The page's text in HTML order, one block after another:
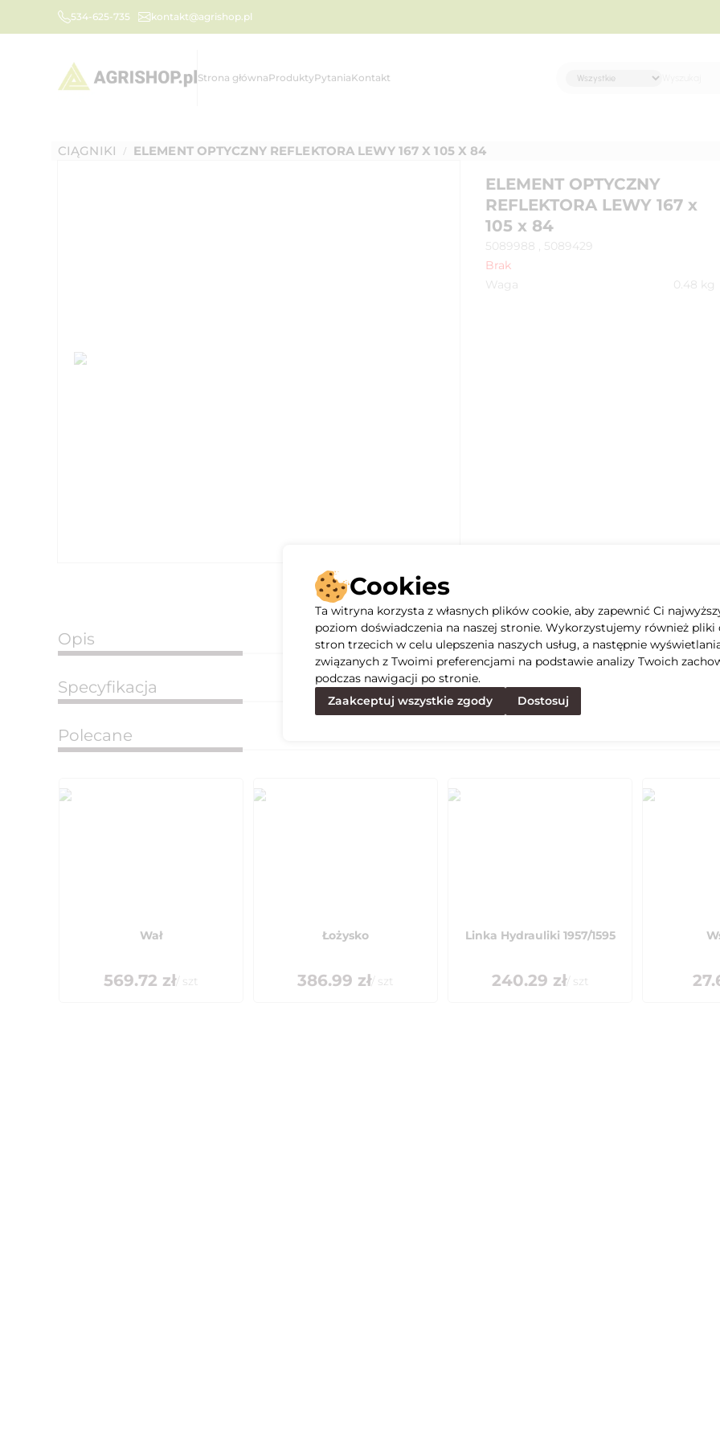
534-625-735 kontakt@agrishop.pl
Strona głównaProduktyPytaniaKontakt
CIĄGNIKI / ELEMENT OPTYCZNY REFLEKTORA LEWY 167 X 105 X 84
ELEMENT OPTYCZNY
REFLEKTORA LEWY 167 x
105 x 84
5089988 , 5089429
Brak
Waga
0.48 kg
Opis
Specyfikacja
Polecane
Wał
569.72 zł/ szt
Łożysko
386.99 zł/ szt
Linka Hydrauliki 1957/1595
240.29 zł/ szt
Cookies
Ta witryna korzysta z własnych plików cookie, aby zapewnić Ci
poziom doświadczenia na naszej stronie. Wykorzystujemy również pliki
stron trzecich w celu ulepszenia naszych usług, a następnie
związanych z Twoimi preferencjami na podstawie analizy Twoich
podczas nawigacji po stronie.
Zaakceptuj wszystkie zgody
Dostosuj